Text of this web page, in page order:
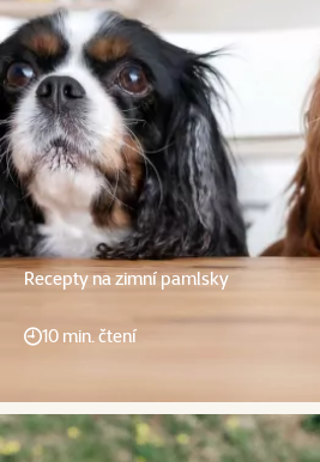
Recepty na zimní pamlsky
10 min. čtení